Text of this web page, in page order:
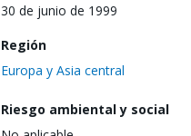
30 de junio de 1999
Región
Europa y Asia central
Riesgo ambiental y social